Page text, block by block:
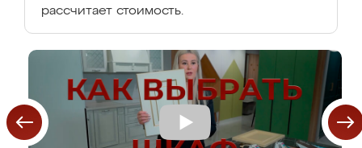
рассчитает стоимость.